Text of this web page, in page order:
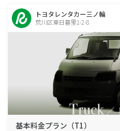
トヨタレンタカー三ノ輪
荒川区東日暮里1-2-8
基本料金プラン（T1）